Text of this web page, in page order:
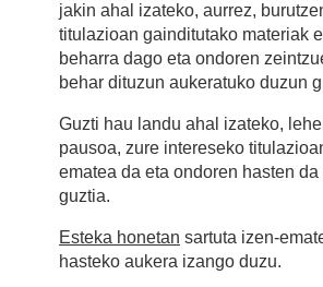
jakin ahal izateko, aurrez,
titulazioan gainditutako materiak
beharra dago eta ondoren
behar dituzun aukeratuko duzun
Guzti hau landu ahal izateko,
pausoa, zure intereseko
ematea da eta ondoren hasten da
guztia.
Esteka honetan sartuta izen-
hasteko aukera izango duzu.